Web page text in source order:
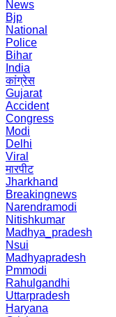
News
Bjp
National
Police
Bihar
India
कांग्रेस
Gujarat
Accident
Congress
Modi
Delhi
Viral
मारपीट
Jharkhand
Breakingnews
Narendramodi
Nitishkumar
Madhya_pradesh
Nsui
Madhyapradesh
Pmmodi
Rahulgandhi
Uttarpradesh
Haryana